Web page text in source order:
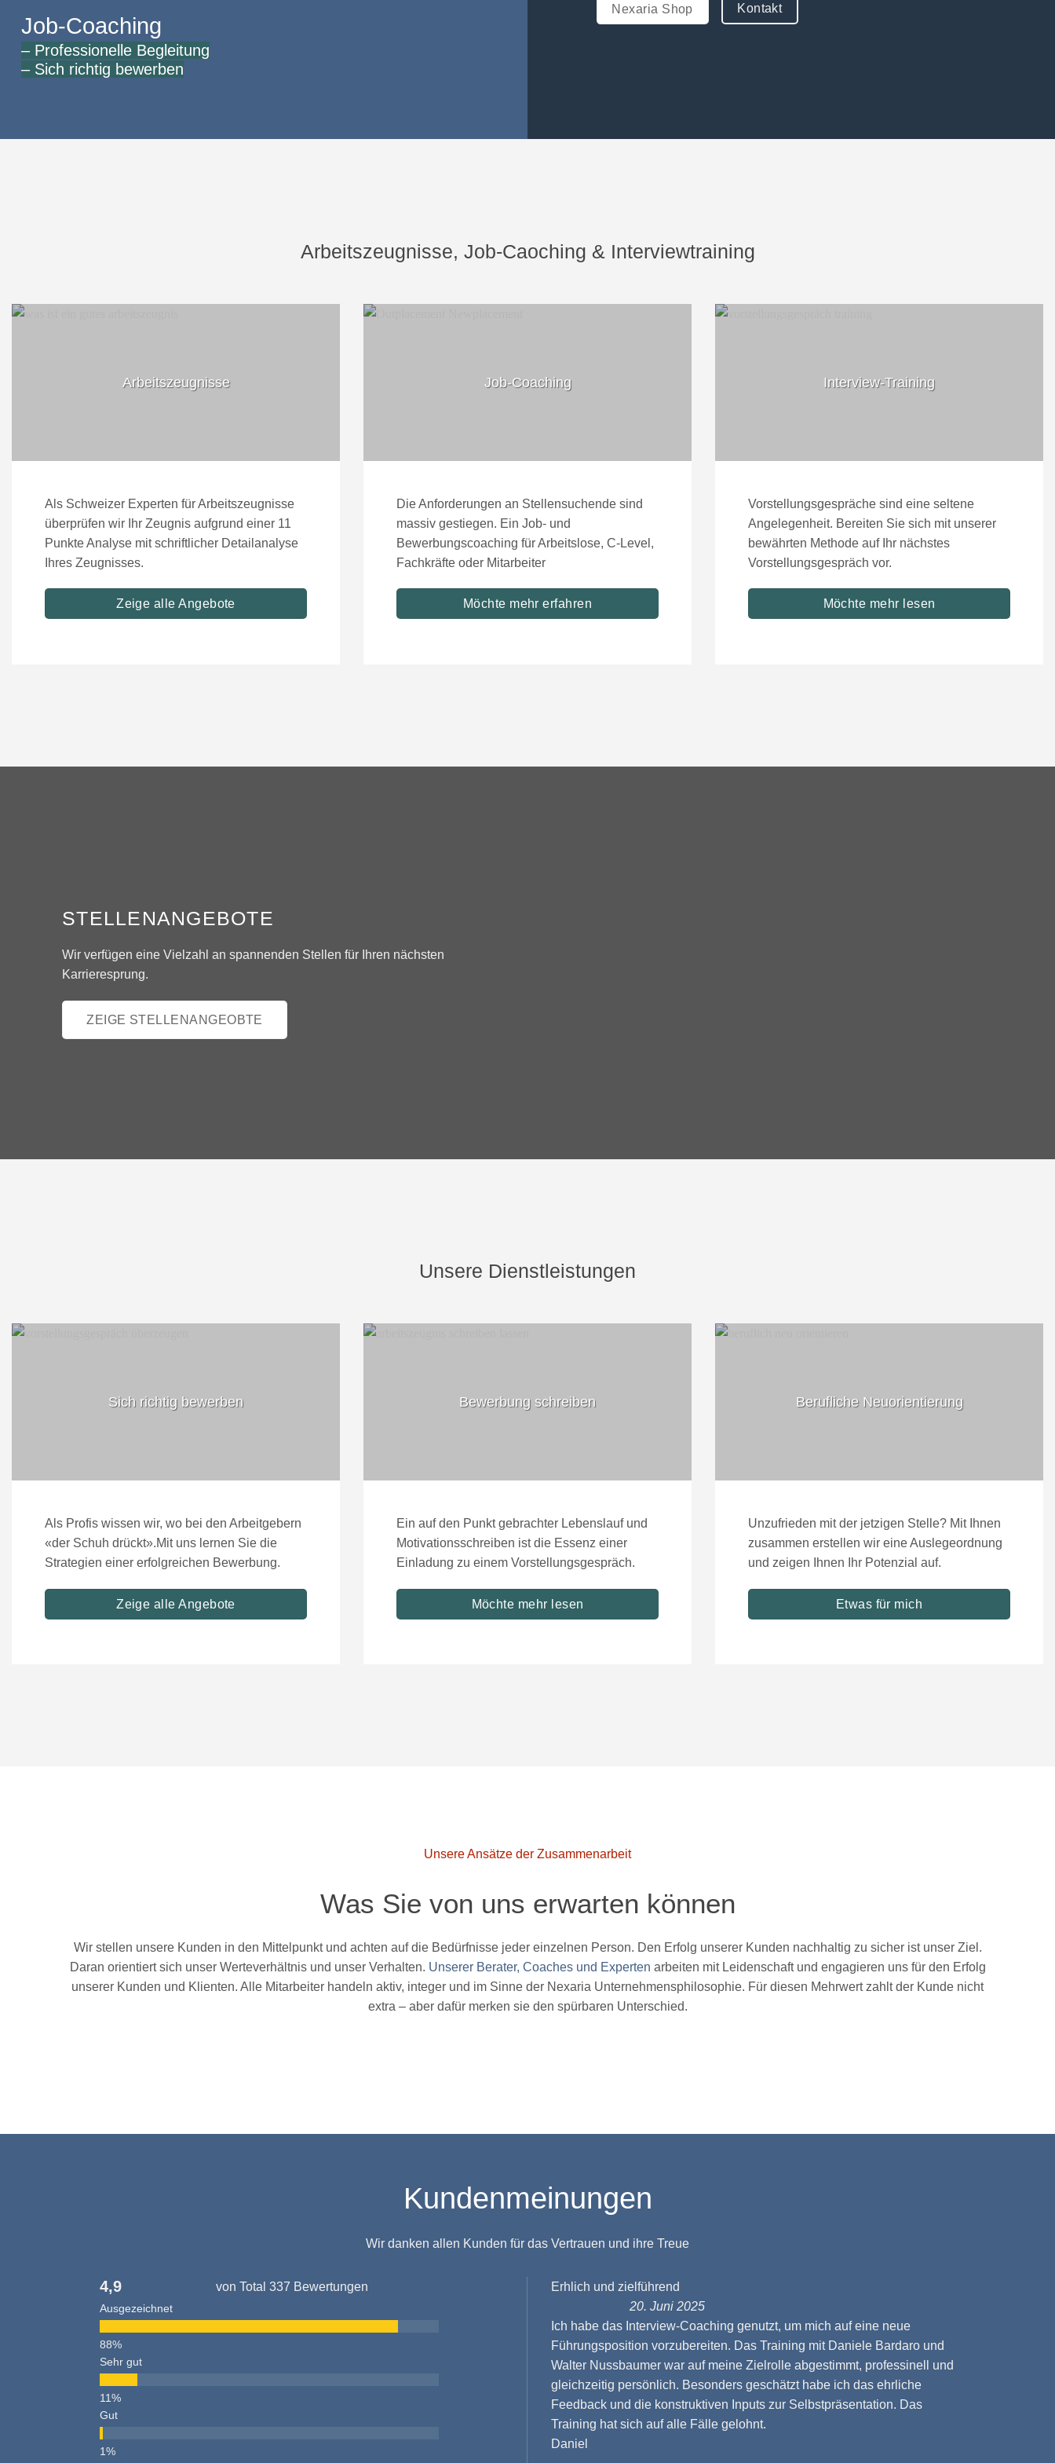
Job-Coaching
– Professionelle Begleitung
– Sich richtig bewerben
Arbeitszeugnisse & Bewerbung
Nexaria Shop Kontakt
Arbeitszeugnisse, Job-Caoching & Interviewtraining
Arbeitszeugnisse
Als Schweizer Experten für Arbeitszeugnisse
überprüfen wir Ihr Zeugnis aufgrund einer 11
Punkte Analyse mit schriftlicher Detailanalyse
Ihres Zeugnisses.
Zeige alle Angebote
Job-Coaching
Die Anforderungen an Stellensuchende sind
massiv gestiegen. Ein Job- und
Bewerbungscoaching für Arbeitslose, C-Level,
Fachkräfte oder Mitarbeiter
Möchte mehr erfahren
Interview-Training
Vorstellungsgespräche sind eine seltene
Angelegenheit. Bereiten Sie sich mit unserer
bewährten Methode auf Ihr nächstes
Vorstellungsgespräch vor.
Möchte mehr lesen
STELLENANGEBOTE
Wir verfügen eine Vielzahl an spannenden Stellen für Ihren nächsten
Karrieresprung.
ZEIGE STELLENANGEOBTE
Unsere Dienstleistungen
Sich richtig bewerben
Als Profis wissen wir, wo bei den Arbeitgebern
«der Schuh drückt».Mit uns lernen Sie die
Strategien einer erfolgreichen Bewerbung.
Zeige alle Angebote
Bewerbung schreiben
Ein auf den Punkt gebrachter Lebenslauf und
Motivationsschreiben ist die Essenz einer
Einladung zu einem Vorstellungsgespräch.
Möchte mehr lesen
Berufliche Neuorientierung
Unzufrieden mit der jetzigen Stelle? Mit Ihnen
zusammen erstellen wir eine Auslegeordnung
und zeigen Ihnen Ihr Potenzial auf.
Etwas für mich
Unsere Ansätze der Zusammenarbeit
Was Sie von uns erwarten können
Wir stellen unsere Kunden in den Mittelpunkt und achten auf die Bedürfnisse jeder einzelnen Person. Den Erfolg unserer Kunden nachhaltig zu sicher ist unser Ziel.
Daran orientiert sich unser Werteverhältnis und unser Verhalten. Unserer Berater, Coaches und Experten arbeiten mit Leidenschaft und engagieren uns für den Erfolg
unserer Kunden und Klienten. Alle Mitarbeiter handeln aktiv, integer und im Sinne der Nexaria Unternehmensphilosophie. Für diesen Mehrwert zahlt der Kunde nicht
extra – aber dafür merken sie den spürbaren Unterschied.
Kundenmeinungen
Wir danken allen Kunden für das Vertrauen und ihre Treue
4,9 von Total 337 Bewertungen
Ausgezeichnet
Sehr gut
Gut
Erhlich und zielführend
20. Juni 2025
Ich habe das Interview-Coaching genutzt, um mich auf eine neue
Führungsposition vorzubereiten. Das Training mit Daniele Bardaro und
Walter Nussbaumer war auf meine Zielrolle abgestimmt, professinell und
gleichzeitig persönlich. Besonders geschätzt habe ich das ehrliche
Feedback und die konstruktiven Inputs zur Selbstpräsentation. Das
Training hat sich auf alle Fälle gelohnt.
Daniel